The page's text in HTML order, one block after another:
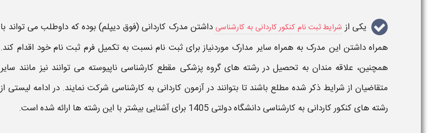
یکی از شرایط ثبت نام کنکور کاردانی به کارشناسی داشتن مدرک کاردانی (فوق دیپلم) بوده که داوطلب می تواند با
همراه داشتن این مدرک به همراه سایر مدارک موردنیاز برایثبت نامنسبت به تکمیل فرم ثبت نام خود اقدام کند.
همچنین، علاقه مندان به تحصیل در رشته های گروه پزشکی مقطع کارشناسی ناپیوسته می توانند نیز مانند سایر
متقاضیان از شرایط ذکر شده مطلع باشند تا بتوانند درآزمون کاردانی به کارشناسی شرکت نمایند. در ادامه لیستی از
رشته های کنکور کاردانی به کارشناسی دانشگاه دولتی
برای آشنایی بیشتر با این رشته ها ارائه شده است.